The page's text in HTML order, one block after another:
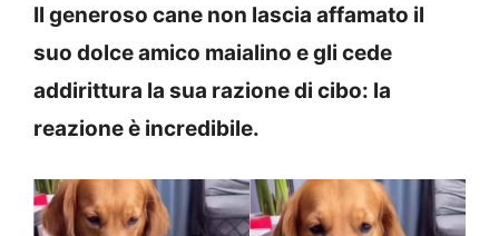
Il generoso cane non lascia affamato il
suo dolce amico maialino e gli cede
addirittura la sua razione di cibo: la
reazione è incredibile.